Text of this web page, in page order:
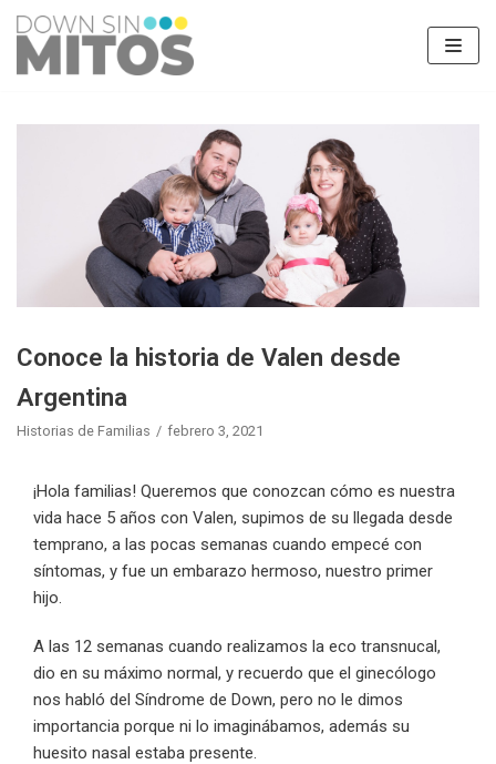
Saltar
al
contenido
Conoce la historia de Valen desde
Argentina
Historias de Familias febrero 3, 2021
¡Hola familias! Queremos que conozcan cómo es nuestra
vida hace 5 años con Valen, supimos de su llegada desde
temprano, a las pocas semanas cuando empecé con
síntomas, y fue un embarazo hermoso, nuestro primer
hijo.
A las 12 semanas cuando realizamos la eco transnucal,
dio en su máximo normal, y recuerdo que el ginecólogo
nos habló del Síndrome de Down, pero no le dimos
importancia porque ni lo imaginábamos, además su
huesito nasal estaba presente.